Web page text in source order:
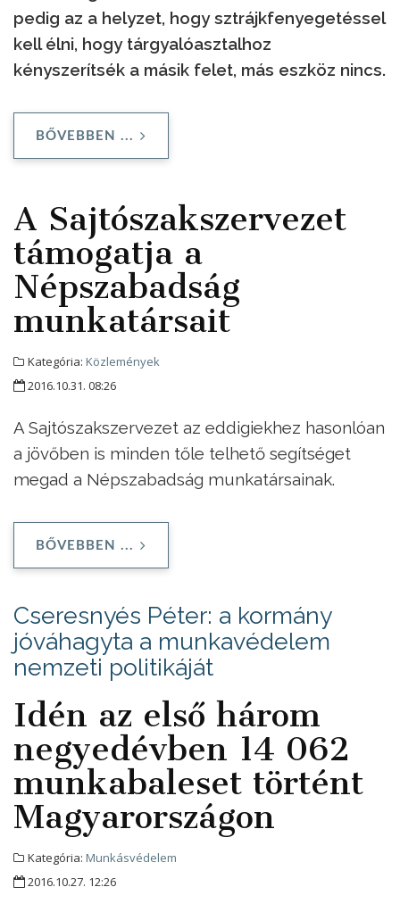
pedig az a helyzet, hogy sztrájkfenyegetéssel
kell élni, hogy tárgyalóasztalhoz
kényszerítsék a másik felet, más eszköz nincs.
BŐVEBBEN ...
A Sajtószakszervezet
támogatja a
Népszabadság
munkatársait
Kategória: Közlemények
2016.10.31. 08:26
A Sajtószakszervezet az eddigiekhez hasonlóan
a jövőben is minden tőle telhető segítséget
megad a Népszabadság munkatársainak.
BŐVEBBEN ...
Cseresnyés Péter: a kormány
jóváhagyta a munkavédelem
nemzeti politikáját
Idén az első három
negyedévben 14 062
munkabaleset történt
Magyarországon
Kategória: Munkásvédelem
2016.10.27. 12:26